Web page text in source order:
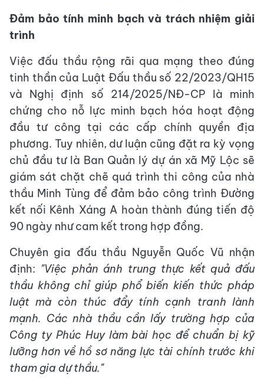
Đảm bảo tính minh bạch và trách nhiệm giải
trình
Việc đấu thầu rộng rãi qua mạng theo đúng
tinh thần của Luật Đấu thầu số 22/2023/QH15
và Nghị định số 214/2025/NĐ-CP là minh
chứng cho nỗ lực minh bạch hóa hoạt động
đầu tư công tại các cấp chính quyền địa
phương. Tuy nhiên, dư luận cũng đặt ra kỳ vọng
chủ đầu tư là Ban Quản lý dự án xã Mỹ Lộc sẽ
giám sát chặt chẽ quá trình thi công của nhà
thầu Minh Tùng để đảm bảo công trình Đường
kết nối Kênh Xáng A hoàn thành đúng tiến độ
90 ngày như cam kết trong hợp đồng.
Chuyên gia đấu thầu Nguyễn Quốc Vũ nhận
định: "Việc phản ánh trung thực kết quả đấu
thầu không chỉ giúp phổ biến kiến thức pháp
luật mà còn thúc đẩy tính cạnh tranh lành
mạnh. Các nhà thầu cần lấy trường hợp của
Công ty Phúc Huy làm bài học để chuẩn bị kỹ
lưỡng hơn về hồ sơ năng lực tài chính trước khi
tham gia dự thầu."